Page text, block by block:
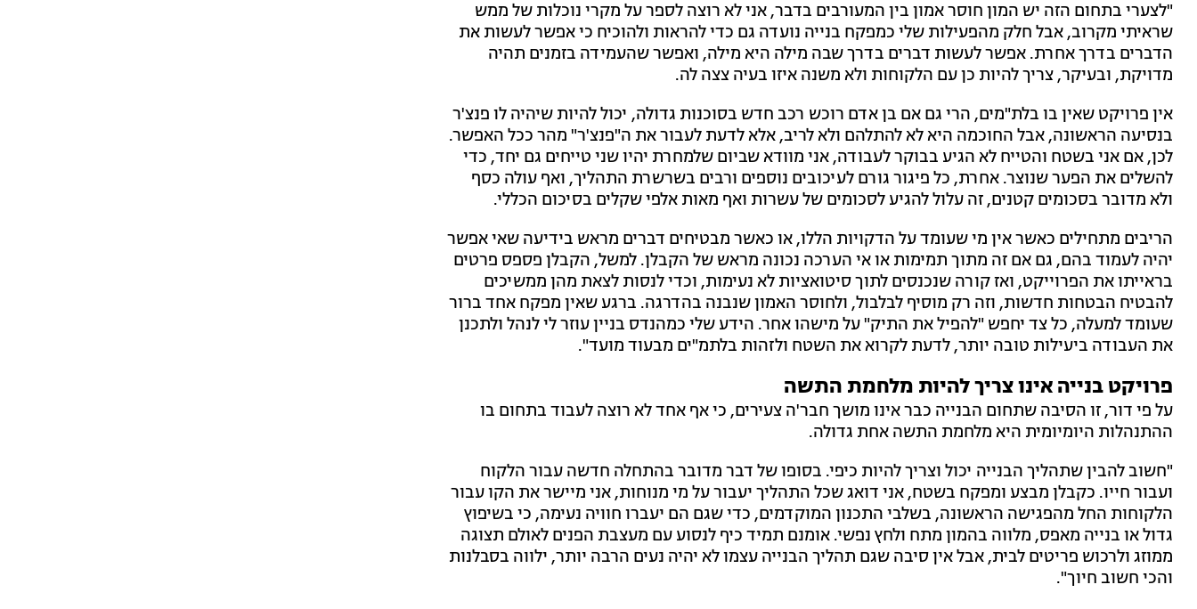
"לצערי בתחום הזה יש המון חוסר אמון בין המעורבים בדבר, אני לא רוצה לספר על מקרי נוכלות של ממש
שראיתי מקרוב, אבל חלק מהפעילות שלי כמפקח בנייה נועדה גם כדי להראות ולהוכיח כי אפשר לעשות את
הדברים בדרך אחרת. אפשר לעשות דברים בדרך שבה מילה היא מילה, ואפשר שהעמידה בזמנים תהיה
מדויקת, ובעיקר, צריך להיות כן עם הלקוחות ולא משנה איזו בעיה צצה לה.
אין פרויקט שאין בו בלת"מים, הרי גם אם בן אדם רוכש רכב חדש בסוכנות גדולה, יכול להיות שיהיה לו פנצ'ר
בנסיעה הראשונה, אבל החוכמה היא לא להתלהם ולא לריב, אלא לדעת לעבור את ה"פנצ'ר" מהר ככל האפשר.
לכן, אם אני בשטח והטייח לא הגיע בבוקר לעבודה, אני מוודא שביום שלמחרת יהיו שני טייחים גם יחד, כדי
להשלים את הפער שנוצר. אחרת, כל פיגור גורם לעיכובים נוספים ורבים בשרשרת התהליך, ואף עולה כסף
ולא מדובר בסכומים קטנים, זה עלול להגיע לסכומים של עשרות ואף מאות אלפי שקלים בסיכום הכללי.
הריבים מתחילים כאשר אין מי שעומד על הדקויות הללו, או כאשר מבטיחים דברים מראש בידיעה שאי אפשר
יהיה לעמוד בהם, גם אם זה מתוך תמימות או אי הערכה נכונה מראש של הקבלן. למשל, הקבלן פספס פרטים
בראייתו את הפרוייקט, ואז קורה שנכנסים לתוך סיטואציות לא נעימות, וכדי לנסות לצאת מהן ממשיכים
להבטיח הבטחות חדשות, וזה רק מוסיף לבלבול, ולחוסר האמון שנבנה בהדרגה. ברגע שאין מפקח אחד ברור
שעומד למעלה, כל צד יחפש "להפיל את התיק" על מישהו אחר. הידע שלי כמהנדס בניין עוזר לי לנהל ולתכנן
את העבודה ביעילות טובה יותר, לדעת לקרוא את השטח ולזהות בלתמ"ים מבעוד מועד".
פרויקט בנייה אינו צריך להיות מלחמת התשה
על פי דור, זו הסיבה שתחום הבנייה כבר אינו מושך חבר'ה צעירים, כי אף אחד לא רוצה לעבוד בתחום בו
ההתנהלות היומיומית היא מלחמת התשה אחת גדולה.
"חשוב להבין שתהליך הבנייה יכול וצריך להיות כיפי. בסופו של דבר מדובר בהתחלה חדשה עבור הלקוח
ועבור חייו. כקבלן מבצע ומפקח בשטח, אני דואג שכל התהליך יעבור על מי מנוחות, אני מיישר את הקו עבור
הלקוחות החל מהפגישה הראשונה, בשלבי התכנון המוקדמים, כדי שגם הם יעברו חוויה נעימה, כי בשיפוץ
גדול או בנייה מאפס, מלווה בהמון מתח ולחץ נפשי. אומנם תמיד כיף לנסוע עם מעצבת הפנים לאולם תצוגה
ממוזג ולרכוש פריטים לבית, אבל אין סיבה שגם תהליך הבנייה עצמו לא יהיה נעים הרבה יותר, ילווה בסבלנות
והכי חשוב חיוך".